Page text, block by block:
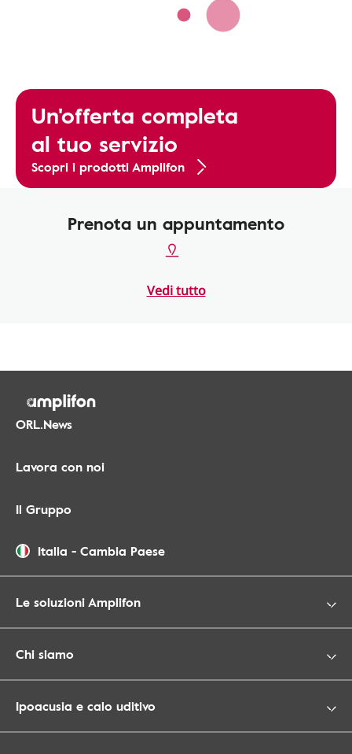
Un'offerta completa
al tuo servizio
Scopri i prodotti Amplifon
Prenota un appuntamento
Vedi tutto
ORL.News
Lavora con noi
Il Gruppo
Italia - Cambia Paese
Le soluzioni Amplifon
Chi siamo
Ipoacusia e calo uditivo